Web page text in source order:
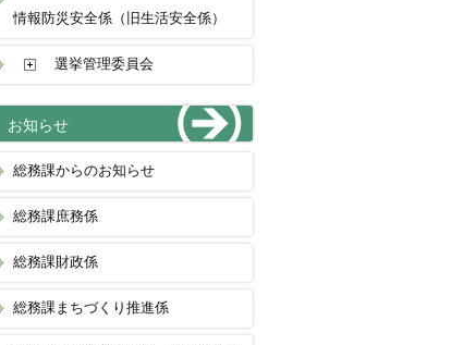
情報防災安全係（旧生活安全係）
選挙管理委員会
お知らせ
総務課からのお知らせ
総務課庶務係
総務課財政係
総務課まちづくり推進係